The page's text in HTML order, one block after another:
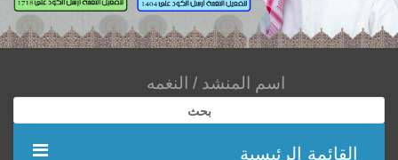
بحث
القائمة الرئيسية